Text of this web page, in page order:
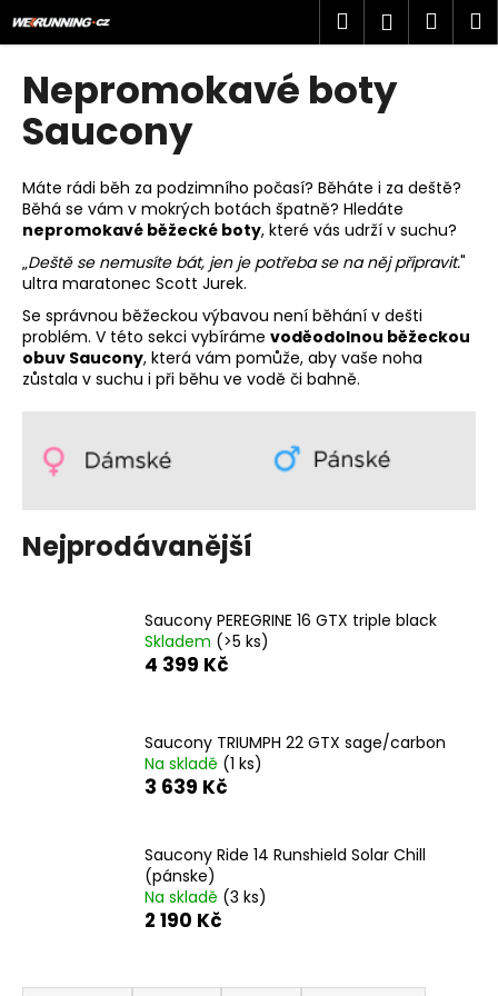
na
obsah
Hledat
Nepromokavé boty
Saucony
Máte rádi běh za podzimního počasí? Běháte i za deště?
Běhá se vám v mokrých botách špatně? Hledáte
nepromokavé běžecké boty, které vás udrží v suchu?
„Deště se nemusíte bát, jen je potřeba se na něj připravit."
ultra maratonec Scott Jurek.
Se správnou běžeckou výbavou není běhání v dešti
problém. V této sekci vybíráme voděodolnou běžeckou
obuv Saucony, která vám pomůže, aby vaše noha
zůstala v suchu i při běhu ve vodě či bahně.
Nejprodávanější
Saucony PEREGRINE 16 GTX triple black
Skladem (>5 ks)
4 399 Kč
Saucony TRIUMPH 22 GTX sage/carbon
Na skladě (1 ks)
3 639 Kč
Saucony Ride 14 Runshield Solar Chill
(pánske)
Na skladě (3 ks)
2 190 Kč
Ř
K
o
C
o
p
o
t
ř
e
b
u
j
e
j
HLEDAT